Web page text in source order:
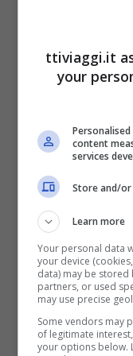
Dr. Jun
Center ha
stati ritrovati in
solleva molte
questa specie.
milioni di anni
Il commento
ttiviaggi.it
your
content
services
Store and/
Learn more
Your personal data
your device
data) may be stored
partners, or used
may use precise
Some vendors may
of legitimate
your options below.